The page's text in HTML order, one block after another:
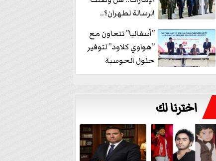
الرسالة لطهران؟..
”ماعت جروب” تُجيب؟
|...
”أسفاليا” تتعاون مع
”هواوي كلاود” لتوفير
حلول الحوسبة
السحابية والأمن
اخترنا لك